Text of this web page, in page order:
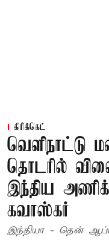
கிரிக்கெட்
தொடரில்
இந்திய
கவாஸ்கர்
இந்தியா - தென்